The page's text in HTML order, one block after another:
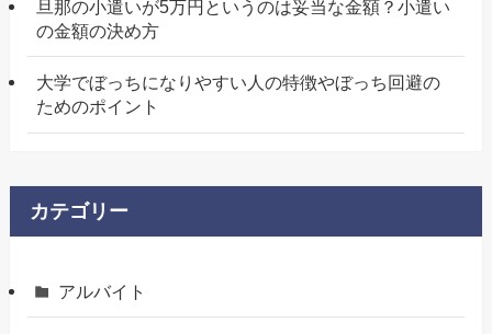
旦那の小遣いが5万円というのは妥当な金額？小遣い
の金額の決め方
大学でぼっちになりやすい人の特徴やぼっち回避の
ためのポイント
カテゴリー
アルバイト